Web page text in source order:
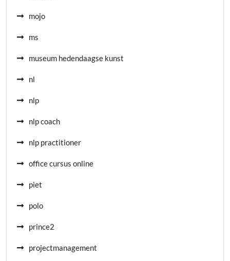
mojo
ms
museum hedendaagse kunst
nl
nlp
nlp coach
nlp practitioner
office cursus online
piet
polo
prince2
projectmanagement